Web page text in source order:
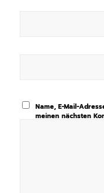
Name, E-Mail-
meinen nächsten